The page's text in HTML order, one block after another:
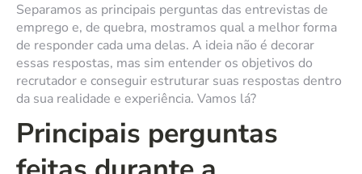
Separamos as principais perguntas das entrevistas de
emprego e, de quebra, mostramos qual a melhor forma
de responder cada uma delas. A ideia não é decorar
essas respostas, mas sim entender os objetivos do
recrutador e conseguir estruturar suas respostas dentro
da sua realidade e experiência. Vamos lá?
Principais perguntas